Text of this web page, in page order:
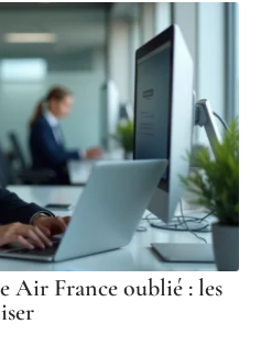
Air France oublié : les